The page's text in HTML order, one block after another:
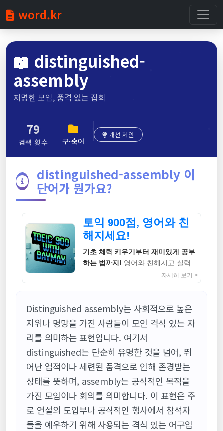
word.kr
📖 distinguished-
assembly
저명한 모임, 품격 있는 집회
79
검색 횟수 구·숙어
개선 제안
distinguished-assembly 이
단어가 뭔가요?
토익 900점, 영어와 친
해지세요!
기초 체력 키우기부터 재미있게 공부
하는 법까지! 영어와 친해지고 실력까
자세히 보기 >
Distinguished assembly는 사회적으로 높은
지위나 명망을 가진 사람들이 모인 격식 있는 자
리를 의미하는 표현입니다. 여기서
distinguished는 단순히 유명한 것을 넘어, 뛰
어난 업적이나 세련된 품격으로 인해 존경받는
상태를 뜻하며, assembly는 공식적인 목적을
가진 모임이나 회의를 의미합니다. 이 표현은 주
로 연설의 도입부나 공식적인 행사에서 참석자
들을 예우하기 위해 사용되는 격식 있는 어구입